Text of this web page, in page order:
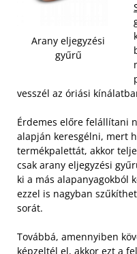
Arany eljegyzési
gyűrű
vesszél az óriási
Érdemes előre felállítani
alapján keresgélni, mert
termékpalettát, akkor
csak arany eljegyzési
ki a más alapanyagokból
ezzel is nagyban
sorát.
Továbbá, amennyiben
képzeltél el, akkor ezt a